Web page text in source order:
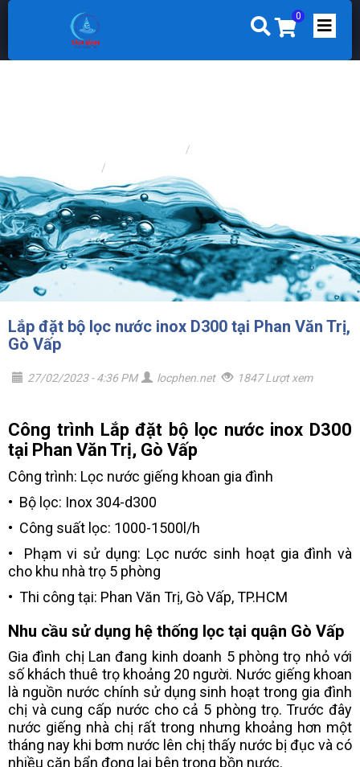
0
Lắp đặt bộ lọc nước inox D300 tại Phan Văn Trị,
Gò Vấp
27/02/2023 - 4:36 PM locphen.net 1847 Lượt xem
Công trình Lắp đặt bộ lọc nước inox D300
tại Phan Văn Trị, Gò Vấp
Công trình: Lọc nước giếng khoan gia đình
• Bộ lọc: Inox 304-d300
• Công suất lọc: 1000-1500l/h
• Phạm vi sử dụng: Lọc nước sinh hoạt gia đình và
cho khu nhà trọ 5 phòng
• Thi công tại: Phan Văn Trị, Gò Vấp, TP.HCM
Nhu cầu sử dụng hệ thống lọc tại quận Gò Vấp
Gia đình chị Lan đang kinh doanh 5 phòng trọ nhỏ với
số khách thuê trọ khoảng 20 người. Nước giếng khoan
là nguồn nước chính sử dụng sinh hoạt trong gia đình
chị và cung cấp nước cho cả 5 phòng trọ. Trước đây
nước giếng nhà chị rất trong nhưng khoảng hơn một
tháng nay khi bơm nước lên chị thấy nước bị đục và có
nhiều cặn bẩn đọng lại bên trong bồn nước.